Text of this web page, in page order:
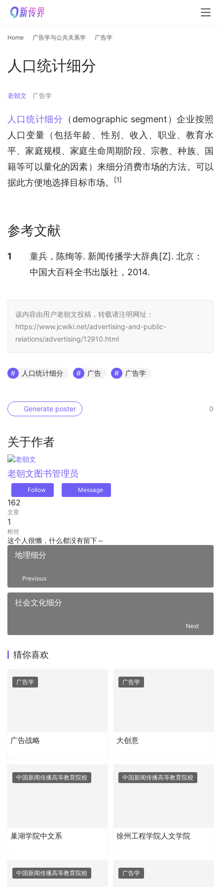
Home 广告学与公共关系学 广告学
人口统计细分
老朝文 广告学
人口统计细分 （demographic segment）企业按照
人口变量（包括年龄、性别、收入、职业、教育水
平、家庭规模、家庭生命周期阶段、宗教、种族、国
籍等可以量化的因素）来细分消费市场的方法。可以
据此方便地选择目标市场。
[1]
参考文献
参考文献
1
童兵，陈绚等. 新闻传播学大辞典[Z]. 北京：
中国大百科全书出版社，2014.
该内容由用户老朝文投稿，转载请注明网址：
https://www.jcwiki.net/advertising-and-public-
relations/advertising/12910.html
人口统计细分 广告 广告学
0
Generate poster
关于作者
老朝文图书管理员
Follow Message
162
文章
1
粉丝
这个人很懒，什么都没有留下～
地理细分
Previous
社会文化细分
Next
猜你喜欢
广告学
广告战略
广告学
大创意
中国新闻传播高等教育院校
巢湖学院中文系
中国新闻传播高等教育院校
徐州工程学院人文学院
中国新闻传播高等教育院校 广告学